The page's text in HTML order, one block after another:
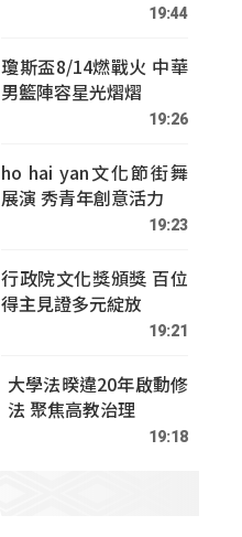
19:44
瓊斯盃8/14燃戰火 中華
男籃陣容星光熠熠
19:26
ho hai yan文化節街舞
展演 秀青年創意活力
19:23
行政院文化獎頒獎 百位
得主見證多元綻放
19:21
大學法暌違20年啟動修
法 聚焦高教治理
19:18